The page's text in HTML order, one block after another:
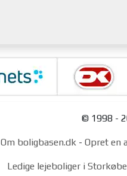
© 1998 -
Om boligbasen.dk- Opret en
Ledige lejeboliger i